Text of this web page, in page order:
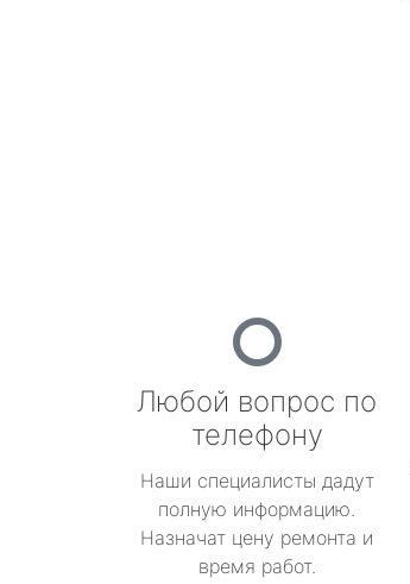
Любой вопрос по
телефону
Наши специалисты дадут
полную информацию.
Назначат цену ремонта и
время работ.